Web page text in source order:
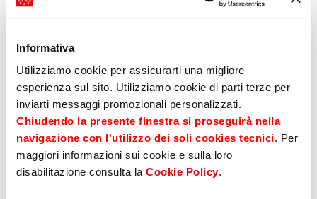
Informativa
Utilizziamo cookie per assicurarti una migliore
esperienza sul sito. Utilizziamo cookie di parti terze per
inviarti messaggi promozionali personalizzati.
Chiudendo la presente finestra si proseguirà nella
navigazione con l'utilizzo dei soli cookies tecnici. Per
maggiori informazioni sui cookie e sulla loro
disabilitazione consulta la Cookie Policy.